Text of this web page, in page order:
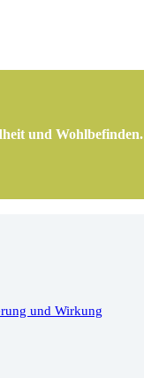
und Wohlbefinden.
und Wirkung